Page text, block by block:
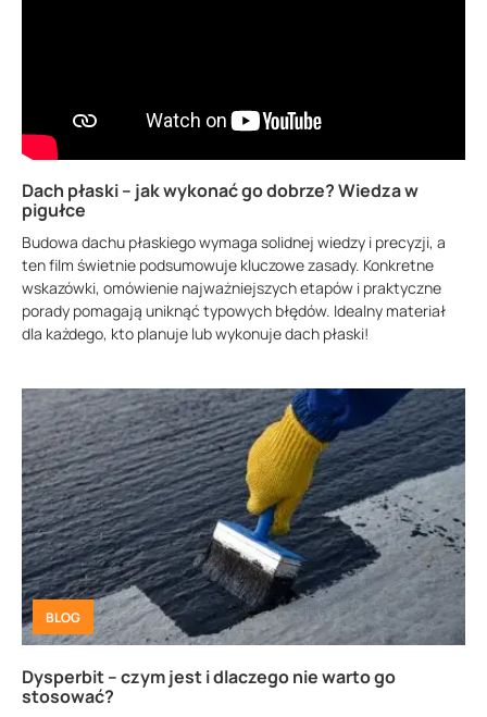
Dach płaski – jak wykonać go dobrze? Wiedza w
pigułce
Budowa dachu płaskiego wymaga solidnej wiedzy i precyzji, a
ten film świetnie podsumowuje kluczowe zasady. Konkretne
wskazówki, omówienie najważniejszych etapów i praktyczne
porady pomagają uniknąć typowych błędów. Idealny materiał
dla każdego, kto planuje lub wykonuje dach płaski!
BLOG
Dysperbit – czym jest i dlaczego nie warto go
stosować?